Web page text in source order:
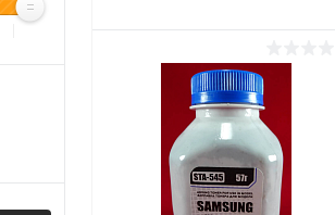
В корзину
Купить в 1 клик Сравнение
В избранное В наличии